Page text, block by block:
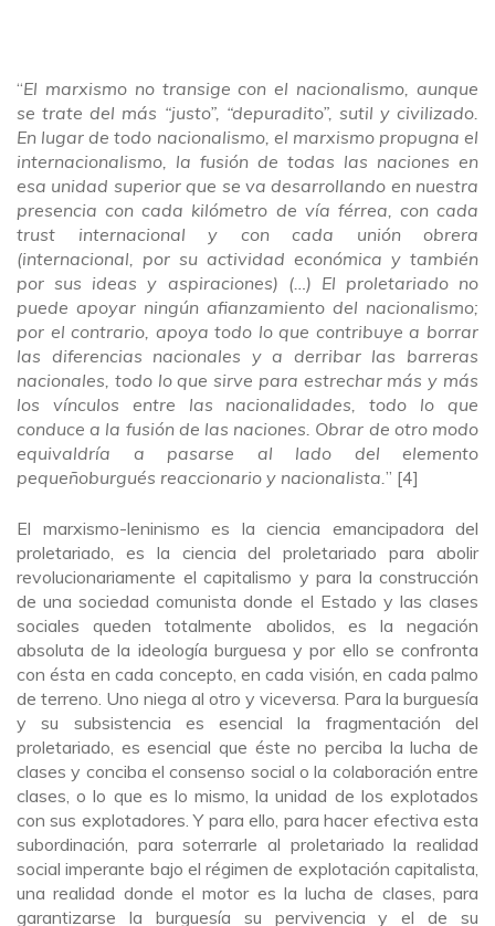
“El marxismo no transige con el nacionalismo, aunque
se trate del más “justo”, “depuradito”, sutil y civilizado.
En lugar de todo nacionalismo, el marxismo propugna el
internacionalismo, la fusión de todas las naciones en
esa unidad superior que se va desarrollando en nuestra
presencia con cada kilómetro de vía férrea, con cada
trust internacional y con cada unión obrera
(internacional, por su actividad económica y también
por sus ideas y aspiraciones) (…) El proletariado no
puede apoyar ningún afianzamiento del nacionalismo;
por el contrario, apoya todo lo que contribuye a borrar
las diferencias nacionales y a derribar las barreras
nacionales, todo lo que sirve para estrechar más y más
los vínculos entre las nacionalidades, todo lo que
conduce a la fusión de las naciones. Obrar de otro modo
equivaldría a pasarse al lado del elemento
pequeñoburgués reaccionario y nacionalista.” [4]
El marxismo-leninismo es la ciencia emancipadora del
proletariado, es la ciencia del proletariado para abolir
revolucionariamente el capitalismo y para la construcción
de una sociedad comunista donde el Estado y las clases
sociales queden totalmente abolidos, es la negación
absoluta de la ideología burguesa y por ello se confronta
con ésta en cada concepto, en cada visión, en cada palmo
de terreno. Uno niega al otro y viceversa. Para la burguesía
y su subsistencia es esencial la fragmentación del
proletariado, es esencial que éste no perciba la lucha de
clases y conciba el consenso social o la colaboración entre
clases, o lo que es lo mismo, la unidad de los explotados
con sus explotadores. Y para ello, para hacer efectiva esta
subordinación, para soterrarle al proletariado la realidad
social imperante bajo el régimen de explotación capitalista,
una realidad donde el motor es la lucha de clases, para
garantizarse la burguesía su pervivencia y el de su